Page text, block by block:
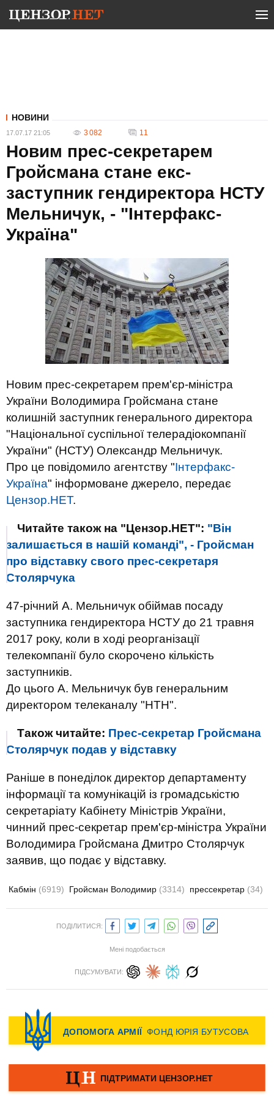
НОВИНИ
17.07.17 21:05 3 082 11
Новим прес-секретарем
Гройсмана стане екс-
заступник гендиректора НСТУ
Мельничук, - "Інтерфакс-
Україна"
Новим прес-секретарем прем'єр-міністра
України Володимира Гройсмана стане
колишній заступник генерального директора
"Національної суспільної телерадіокомпанії
України" (НСТУ) Олександр Мельничук.
Про це повідомило агентству "Інтерфакс-
Україна" інформоване джерело, передає
Цензор.НЕТ.
Читайте також на "Цензор.НЕТ": "Він
залишається в нашій команді", - Гройсман
про відставку свого прес-секретаря
Столярчука
47-річний А. Мельничук обіймав посаду
заступника гендиректора НСТУ до 21 травня
2017 року, коли в ході реорганізації
телекомпанії було скорочено кількість
заступників.
До цього А. Мельничук був генеральним
директором телеканалу "НТН".
Також читайте: Прес-секретар Гройсмана
Столярчук подав у відставку
Раніше в понеділок директор департаменту
інформації та комунікацій із громадськістю
секретаріату Кабінету Міністрів України,
чинний прес-секретар прем'єр-міністра України
Володимира Гройсмана Дмитро Столярчук
заявив, що подає у відставку.
Кабмін (6919) Гройсман Володимир (3314) прессекретар (34)
ПОДІЛИТИСЯ:
Мені подобається
ПІДСУМУВАТИ: